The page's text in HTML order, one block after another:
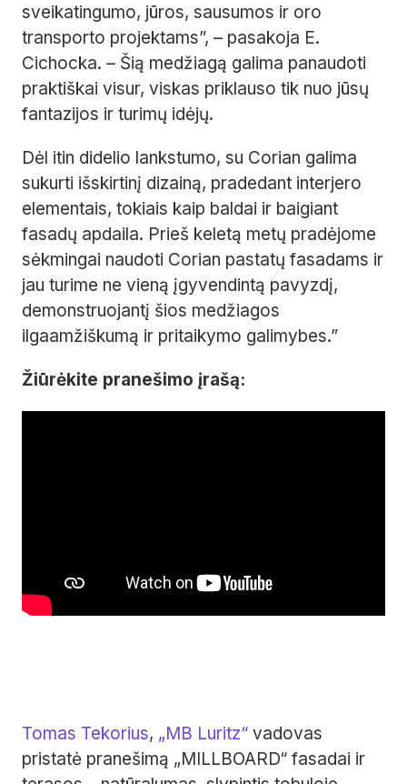
sveikatingumo, jūros, sausumos ir oro
transporto projektams”, – pasakoja E.
Cichocka. – Šią medžiagą galima panaudoti
praktiškai visur, viskas priklauso tik nuo jūsų
fantazijos ir turimų idėjų.
Dėl itin didelio lankstumo, su Corian galima
sukurti išskirtinį dizainą, pradedant interjero
elementais, tokiais kaip baldai ir baigiant
fasadų apdaila. Prieš keletą metų pradėjome
sėkmingai naudoti Corian pastatų fasadams ir
jau turime ne vieną įgyvendintą pavyzdį,
demonstruojantį šios medžiagos
ilgaamžiškumą ir pritaikymo galimybes.”
Žiūrėkite pranešimo įrašą:
Tomas Tekorius, „MB Luritz“ vadovas
pristatė pranešimą „MILLBOARD“ fasadai ir